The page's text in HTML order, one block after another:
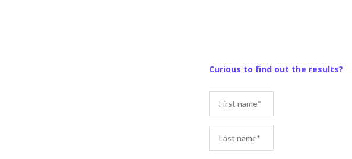
Curious to find out the results?